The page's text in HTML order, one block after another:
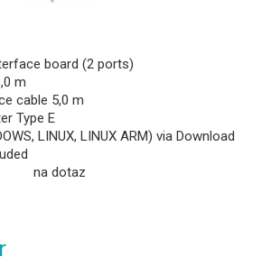
board (2 ports)
m
cable 5,0 m
Type E
LINUX, LINUX ARM) via Download
na dotaz